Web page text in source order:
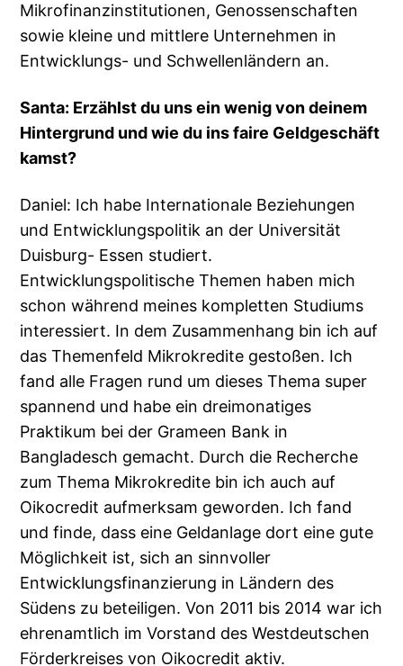
Mikrofinanzinstitutionen, Genossenschaften
sowie kleine und mittlere Unternehmen in
Entwicklungs- und Schwellenländern an.
Santa: Erzählst du uns ein wenig von deinem
Hintergrund und wie du ins faire Geldgeschäft
kamst?
Daniel: Ich habe Internationale Beziehungen
und Entwicklungspolitik an der Universität
Duisburg- Essen studiert.
Entwicklungspolitische Themen haben mich
schon während meines kompletten Studiums
interessiert. In dem Zusammenhang bin ich auf
das Themenfeld Mikrokredite gestoßen. Ich
fand alle Fragen rund um dieses Thema super
spannend und habe ein dreimonatiges
Praktikum bei der Grameen Bank in
Bangladesch gemacht. Durch die Recherche
zum Thema Mikrokredite bin ich auch auf
Oikocredit aufmerksam geworden. Ich fand
und finde, dass eine Geldanlage dort eine gute
Möglichkeit ist, sich an sinnvoller
Entwicklungsfinanzierung in Ländern des
Südens zu beteiligen. Von 2011 bis 2014 war ich
ehrenamtlich im Vorstand des Westdeutschen
Förderkreises von Oikocredit aktiv.